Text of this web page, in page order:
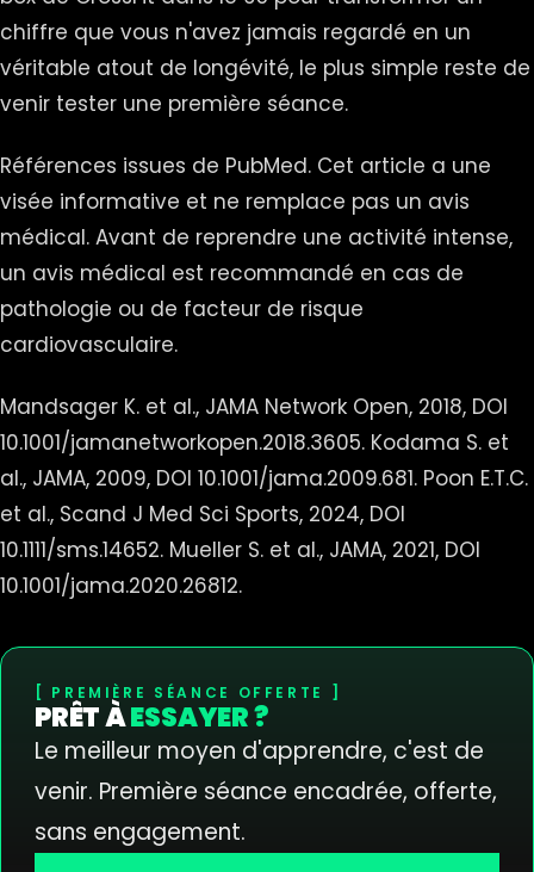
chiffre que vous n'avez jamais regardé en un
véritable atout de longévité, le plus simple reste de
venir tester une première séance.
Références issues de PubMed. Cet article a une
visée informative et ne remplace pas un avis
médical. Avant de reprendre une activité intense,
un avis médical est recommandé en cas de
pathologie ou de facteur de risque
cardiovasculaire.
Mandsager K. et al., JAMA Network Open, 2018, DOI
10.1001/jamanetworkopen.2018.3605. Kodama S. et
al., JAMA, 2009, DOI 10.1001/jama.2009.681. Poon E.T.C.
et al., Scand J Med Sci Sports, 2024, DOI
10.1111/sms.14652. Mueller S. et al., JAMA, 2021, DOI
10.1001/jama.2020.26812.
PREMIÈRE SÉANCE OFFERTE
PRÊT ÀESSAYER ?
Le meilleur moyen d'apprendre, c'est de
venir. Première séance encadrée, offerte,
sans engagement.